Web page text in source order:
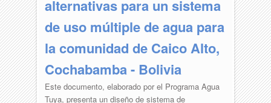
alternativas para un sistema
de uso múltiple de agua para
la comunidad de Caico Alto,
Cochabamba - Bolivia
Este documento, elaborado por el Programa Agua
Tuya, presenta un diseño de sistema de